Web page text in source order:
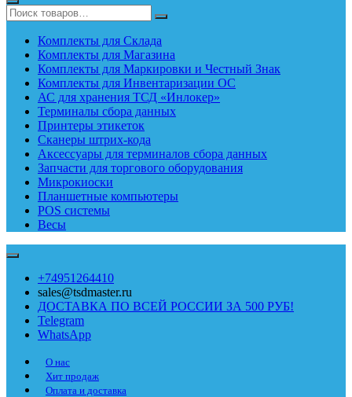
Комплекты для Склада
Комплекты для Магазина
Комплекты для Маркировки и Честный Знак
Комплекты для Инвентаризации ОС
АС для хранения ТСД «Инлокер»
Терминалы сбора данных
Принтеры этикеток
Сканеры штрих-кода
Аксессуары для терминалов сбора данных
Запчасти для торгового оборудования
Микрокиоски
Планшетные компьютеры
POS системы
Весы
+74951264410
sales@tsdmaster.ru
ДОСТАВКА ПО ВСЕЙ РОССИИ ЗА 500 РУБ!
Telegram
WhatsApp
О нас
Хит продаж
Оплата и доставка